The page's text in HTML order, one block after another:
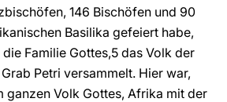
146 Bischöfen und 90
Basilika gefeiert habe,
Familie Gottes,5 das Volk der
Petri versammelt. Hier war,
ganzen Volk Gottes, Afrika mit der